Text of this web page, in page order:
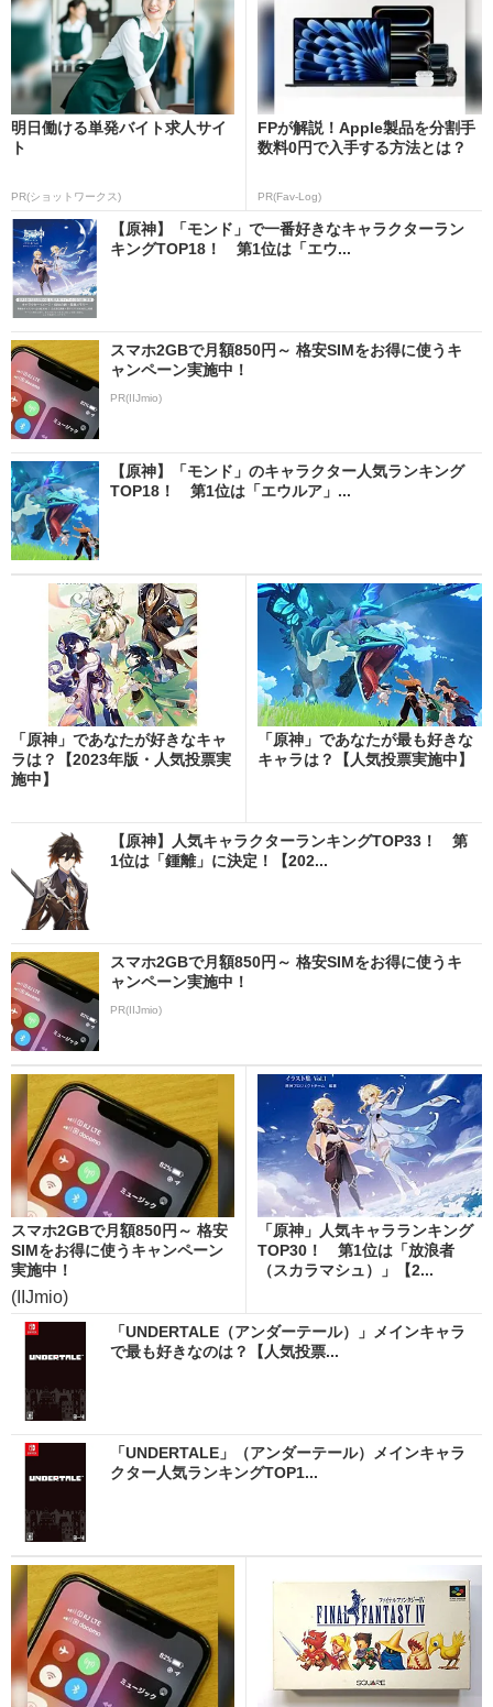
明日働ける単発バイト求人サイ
ト
PR(ショットワークス)
FPが解説！Apple製品を分割手
数料0円で入手する方法とは？
PR(Fav-Log)
【原神】「モンド」で一番好きなキャラクターラン
キングTOP18！ 第1位は「エウ...
スマホ2GBで月額850円～ 格安SIMをお得に使うキ
ャンペーン実施中！
PR(IIJmio)
【原神】「モンド」のキャラクター人気ランキング
TOP18！ 第1位は「エウルア」...
「原神」であなたが好きなキャ
ラは？【2023年版・人気投票実
施中】
「原神」であなたが最も好きな
キャラは？【人気投票実施中】
【原神】人気キャラクターランキングTOP33！ 第
1位は「鍾離」に決定！【202...
スマホ2GBで月額850円～ 格安SIMをお得に使うキ
ャンペーン実施中！
PR(IIJmio)
スマホ2GBで月額850円～ 格安
SIMをお得に使うキャンペーン
実施中！
(IIJmio)
「原神」人気キャラランキング
TOP30！ 第1位は「放浪者
（スカラマシュ）」【2...
「UNDERTALE（アンダーテール）」メインキャラ
で最も好きなのは？【人気投票...
「UNDERTALE」（アンダーテール）メインキャラ
クター人気ランキングTOP1...